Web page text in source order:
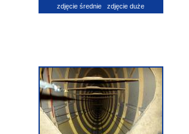
zdjęcie średnie zdjęcie duże